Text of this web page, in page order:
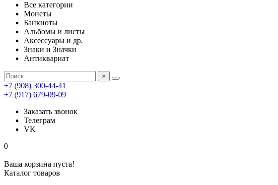
Все категории
Монеты
Банкноты
Альбомы и листы
Аксессуары и др.
Знаки и Значки
Антиквариат
×
+7 (908) 300-44-41
+7 (917) 679-09-09
Заказать звонок
Телеграм
VK
0
Ваша корзина пуста!
Каталог товаров